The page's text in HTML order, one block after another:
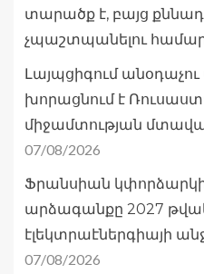
տարածք է, բայց
չպաշտպանելու
Լայպցիգում
խորացնում է
միջամտության
07/08/2026
Ֆրանսիան
արձագանքը 2027
էլեկտրաէներգիայի
07/08/2026